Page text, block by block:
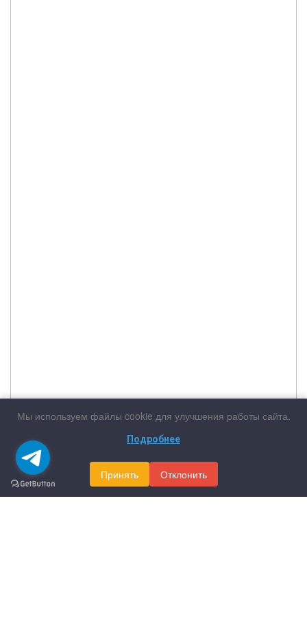
Мы используем файлы cookie для улучшения работы сайта.
Подробнее
Принять Отклонить